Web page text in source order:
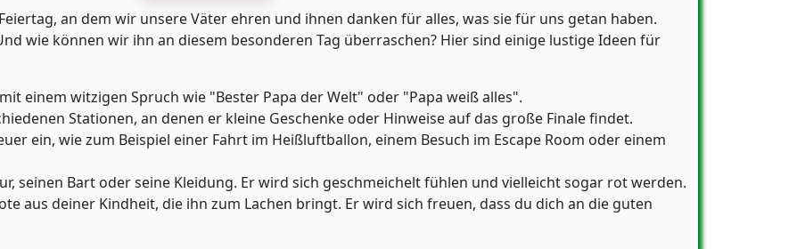
an dem wir unsere Väter ehren und ihnen danken für alles, was sie für uns getan haben.
wie können wir ihn an diesem besonderen Tag überraschen? Hier sind einige lustige Ideen für
einem witzigen Spruch wie "Bester Papa der Welt" oder "Papa weiß alles".
Stationen, an denen er kleine Geschenke oder Hinweise auf das große Finale findet.
ein, wie zum Beispiel einer Fahrt im Heißluftballon, einem Besuch im Escape Room oder einem
seinen Bart oder seine Kleidung. Er wird sich geschmeichelt fühlen und vielleicht sogar rot werden.
aus deiner Kindheit, die ihn zum Lachen bringt. Er wird sich freuen, dass du dich an die guten